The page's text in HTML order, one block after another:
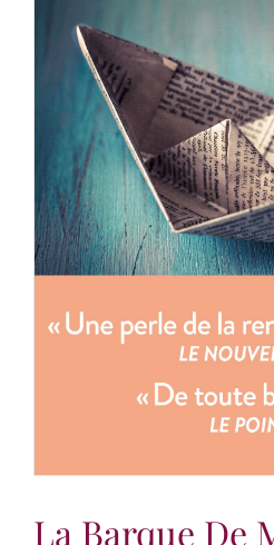
La Barque De